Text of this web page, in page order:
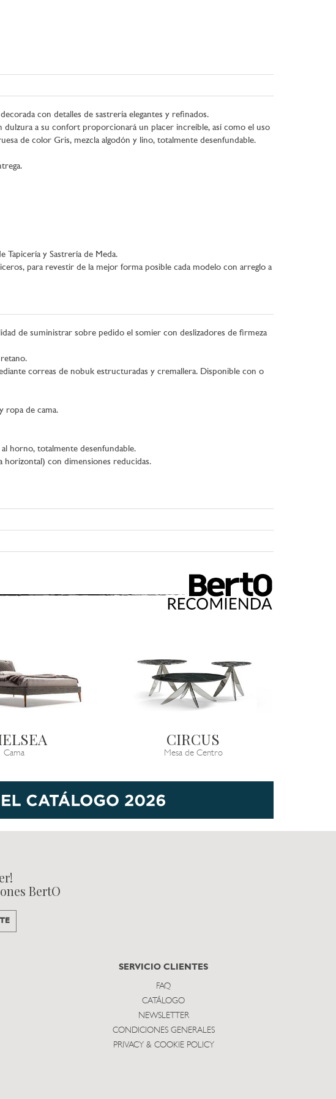
con detalles de sastrería elegantes y refinados.
dulzura a su confort proporcionará un placer increíble, así como el uso
de color Gris, mezcla algodón y lino, totalmente desenfundable.
Tapicería y Sastrería de Meda.
para revestir de la mejor forma posible cada modelo con arreglo a
de suministrar sobre pedido el somier con deslizadores de firmeza
correas de nobuk estructuradas y cremallera. Disponible con o
ropa de cama.
horno, totalmente desenfundable.
horizontal) con dimensiones reducidas.
Cama
CIRCUS
Mesa de Centro
BertO
SERVICIO CLIENTES
FAQ
CATÁLOGO
NEWSLETTER
CONDICIONES GENERALES
PRIVACY & COOKIE POLICY